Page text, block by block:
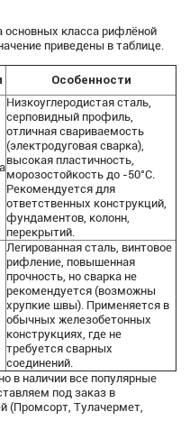
основных класса рифлёной
приведены в таблице.
Особенности
Низкоуглеродистая сталь,
серповидный профиль,
отличная свариваемость
(электродуговая сварка),
высокая пластичность,
морозостойкость до -50°C.
Рекомендуется для
ответственных конструкций,
фундаментов, колонн,
перекрытий.
Легированная сталь, винтовое
рифление, повышенная
прочность, но сварка не
рекомендуется (возможны
хрупкие швы). Применяется в
обычных железобетонных
конструкциях, где не
требуется сварных
соединений.
в наличии все популярные
под заказ в
(Промсорт, Тулачермет,